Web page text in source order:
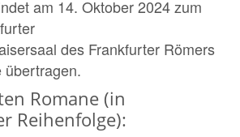
am 14. Oktober 2024 zum
des Frankfurter Römers
übertragen.
Romane (in
Reihenfolge):